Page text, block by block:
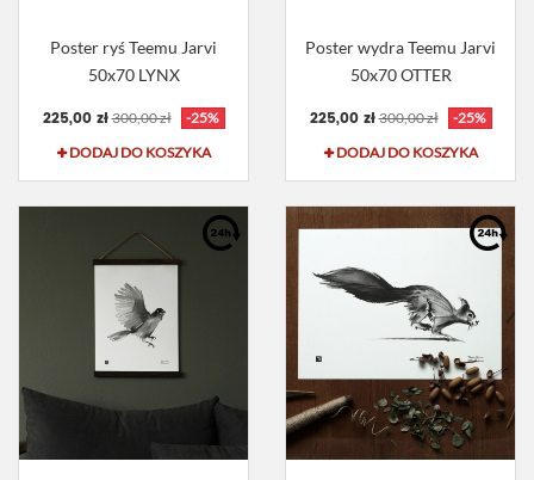
Poster ryś Teemu Jarvi
50x70 LYNX
225,00 zł 300,00 zł
-25%
DODAJ DO KOSZYKA
Poster wydra Teemu Jarvi
50x70 OTTER
225,00 zł 300,00 zł
-25%
DODAJ DO KOSZYKA